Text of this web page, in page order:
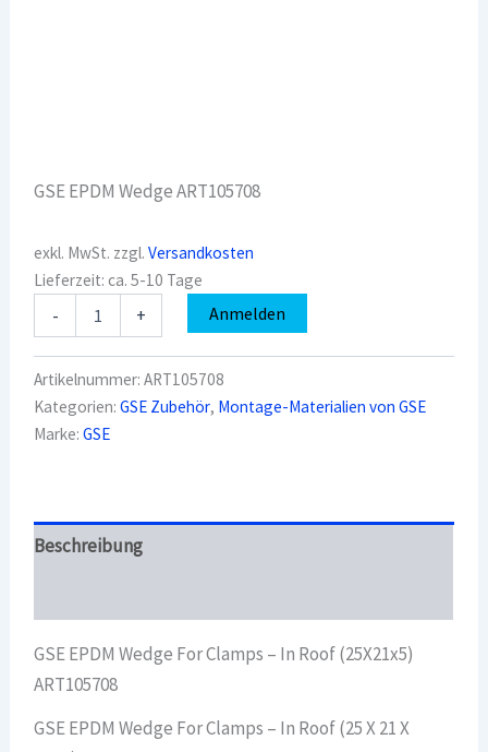
GSE EPDM Wedge ART105708
exkl. MwSt. zzgl.Versandkosten
Lieferzeit:ca. 5-10 Tage
-
EPDM
For
Clamps
-
In
Menge
+ Anmelden
Artikelnummer:ART105708
Kategorien:GSE Zubehör, Montage-Materialien von GSE
Marke:GSE
Beschreibung
GSE EPDM Wedge For Clamps – In Roof (25X21x5)
ART105708
GSE EPDM Wedge For Clamps – In Roof (25 X 21 X